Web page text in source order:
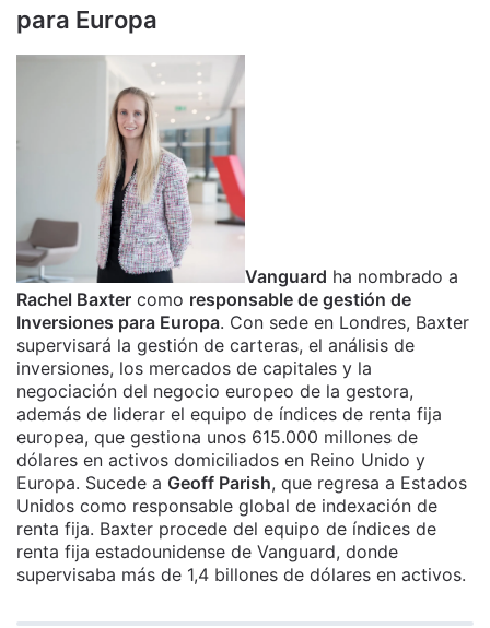
para Europa
Vanguard ha nombrado a
Rachel Baxter como responsable de gestión de
Inversiones para Europa. Con sede en Londres, Baxter
supervisará la gestión de carteras, el análisis de
inversiones, los mercados de capitales y la
negociación del negocio europeo de la gestora,
además de liderar el equipo de índices de renta fija
europea, que gestiona unos 615.000 millones de
dólares en activos domiciliados en Reino Unido y
Europa. Sucede a Geoff Parish, que regresa a Estados
Unidos como responsable global de indexación de
renta fija. Baxter procede del equipo de índices de
renta fija estadounidense de Vanguard, donde
supervisaba más de 1,4 billones de dólares en activos.